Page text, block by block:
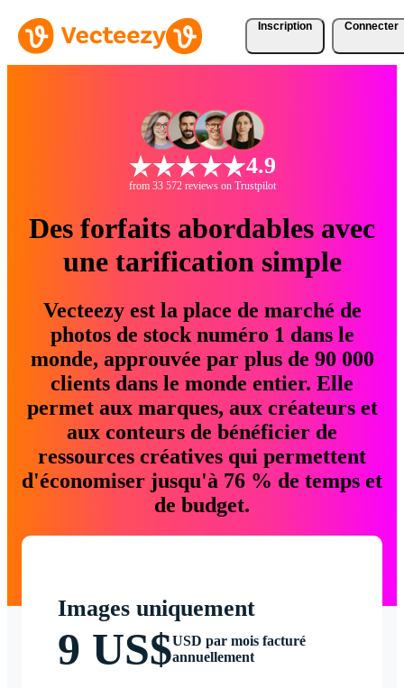
Inscription Connecter
4.9
from 33 572 reviews on Trustpilot
Des forfaits abordables avec
une tarification simple
Vecteezy est la place de marché de
photos de stock numéro 1 dans le
monde, approuvée par plus de 90 000
clients dans le monde entier. Elle
permet aux marques, aux créateurs et
aux conteurs de bénéficier de
ressources créatives qui permettent
d'économiser jusqu'à 76 % de temps et
de budget.
Images uniquement
9 US$USD par mois facturé
annuellement